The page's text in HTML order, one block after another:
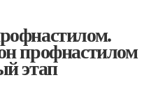
профнастилом
этап